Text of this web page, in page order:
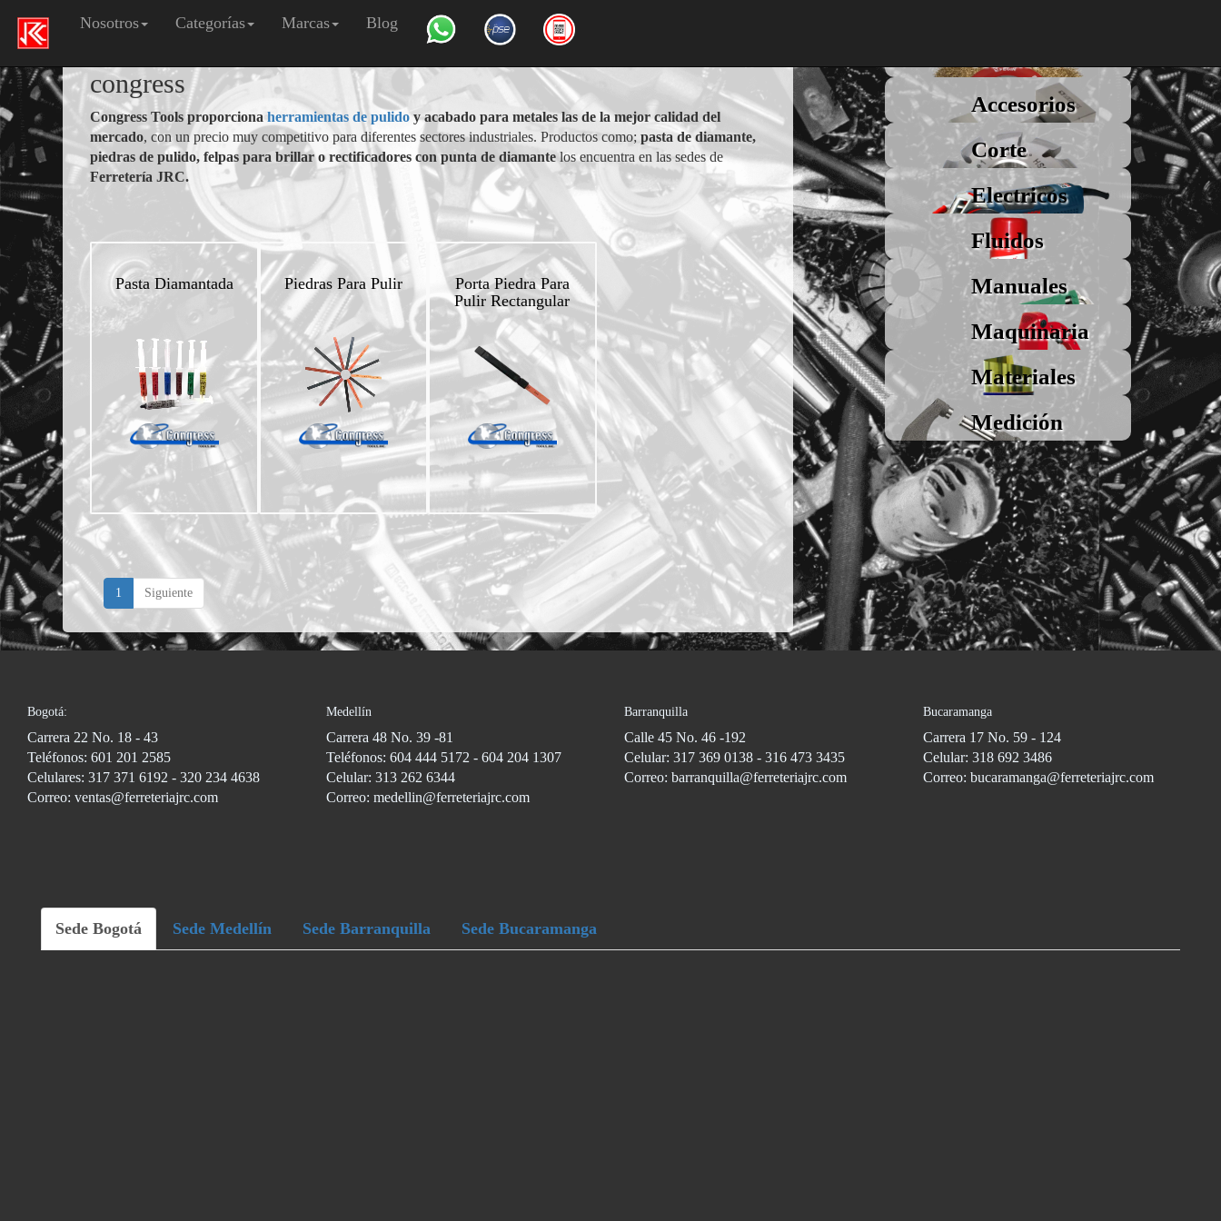
Nosotros Categorías Marcas Blog
congress
Congress Tools proporciona herramientas de pulidoy acabado para metales las de la mejor calidad del
mercado, con un precio muy competitivo para diferentes sectores industriales. Productos como; pasta de diamante,
piedras de pulido, felpas para brillar o rectificadores con punta de diamantelos encuentra en las sedes de
Ferretería JRC.
Pasta Diamantada Piedras Para Pulir
Porta Piedra Para
Pulir Rectangular
1 Siguiente
Accesorios
Corte
Electricos
Fluidos
Manuales
Maquinaria
Materiales
Medición
Bogotá:
Carrera 22 No. 18 - 43
Teléfonos: 601 201 2585
Celulares: 317 371 6192 - 320 234 4638
Correo: ventas@ferreteriajrc.com
Medellín
Carrera 48 No. 39 -81
Teléfonos: 604 444 5172 - 604 204 1307
Celular: 313 262 6344
Correo: medellin@ferreteriajrc.com
Barranquilla
Calle 45 No. 46 -192
Celular: 317 369 0138 - 316 473 3435
Correo: barranquilla@ferreteriajrc.com
Bucaramanga
Carrera 17 No. 59 - 124
Celular: 318 692 3486
Correo: bucaramanga@ferreteriajrc.com
Sede Bogotá Sede Medellín Sede Barranquilla Sede Bucaramanga